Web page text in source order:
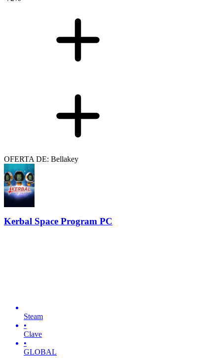
OFERTA DE: Bellakey
Kerbal Space Program PC
Steam
•
Clave
•
GLOBAL